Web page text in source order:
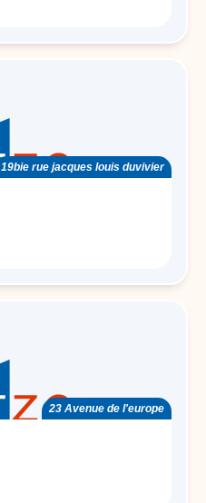
19bie rue jacques louis duvivier
23 Avenue de l'europe